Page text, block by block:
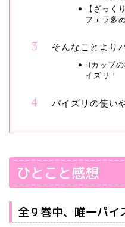
【ざっく
フェラ多め
そんなことより
Hカップ
イズリ！
パイズリの使
ひとこと感想
全９巻中、唯一パ